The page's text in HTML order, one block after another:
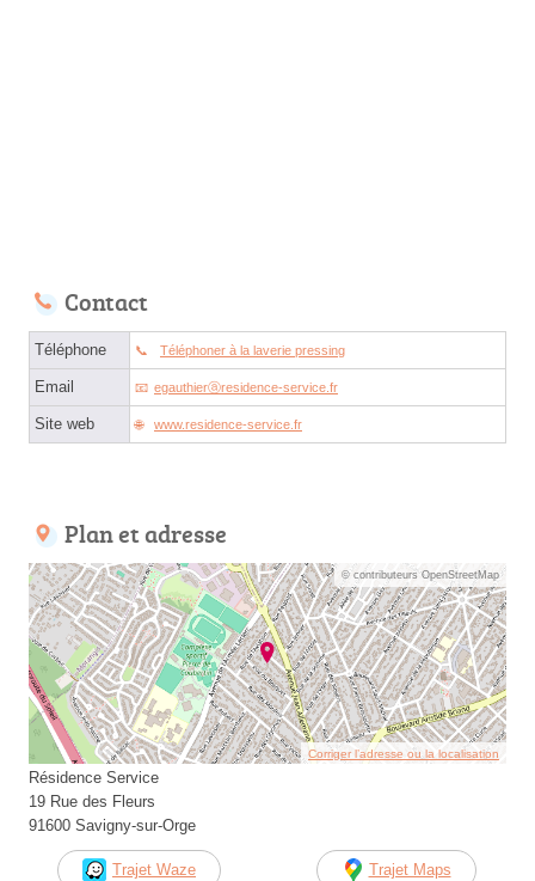
Contact
Téléphone Téléphoner à la laverie pressing
Email egauthierⓐresidence-service.fr
Site web www.residence-service.fr
Plan et adresse
© contributeurs OpenStreetMap
Corriger l’adresse ou la localisation
Résidence Service
19 Rue des Fleurs
91600 Savigny-sur-Orge
Trajet Waze Trajet Maps